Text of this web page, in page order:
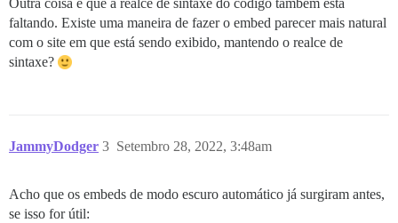
Outra coisa é que a realce de sintaxe do código também está
faltando. Existe uma maneira de fazer o embed parecer mais natural
com o site em que está sendo exibido, mantendo o realce de
sintaxe?
JammyDodger Setembro 28, 2022, 3:48am
3
Acho que os embeds de modo escuro automático já surgiram antes,
se isso for útil: